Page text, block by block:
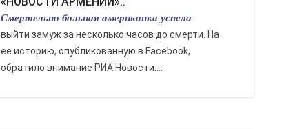
Смертельно больная американка успела
выйти замуж за несколько часов до смерти. На
ее историю, опубликованную в Facebook,
обратило внимание РИА Новости....